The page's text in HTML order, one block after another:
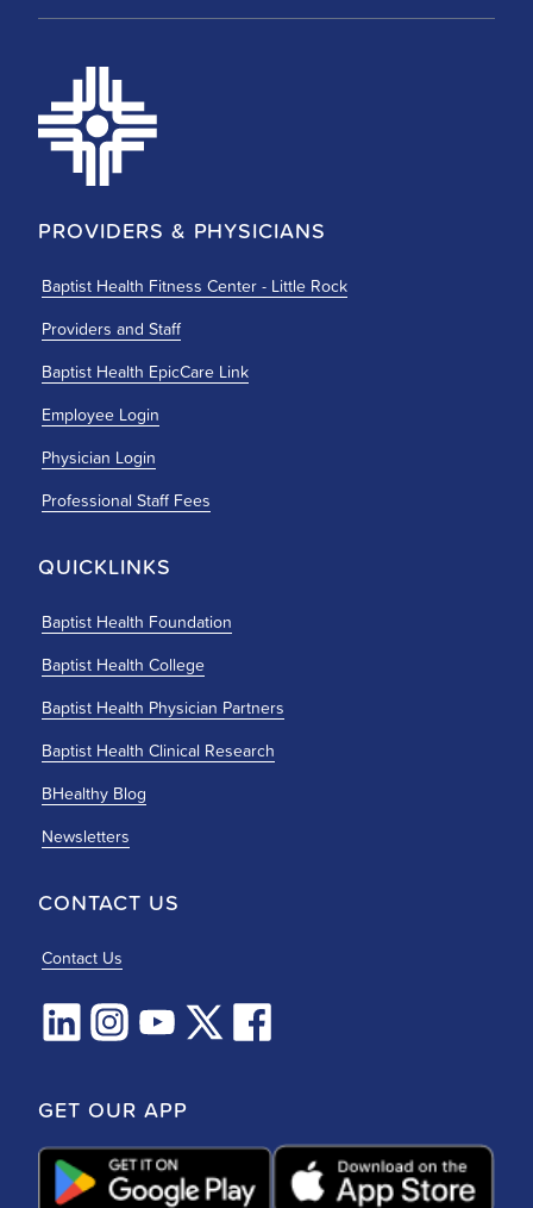
PROVIDERS & PHYSICIANS
Baptist Health Fitness Center - Little Rock
Providers and Staff
Baptist Health EpicCare Link
Employee Login
Physician Login
Professional Staff Fees
QUICKLINKS
Baptist Health Foundation
Baptist Health College
Baptist Health Physician Partners
Baptist Health Clinical Research
BHealthy Blog
Newsletters
CONTACT US
Contact Us
GET OUR APP